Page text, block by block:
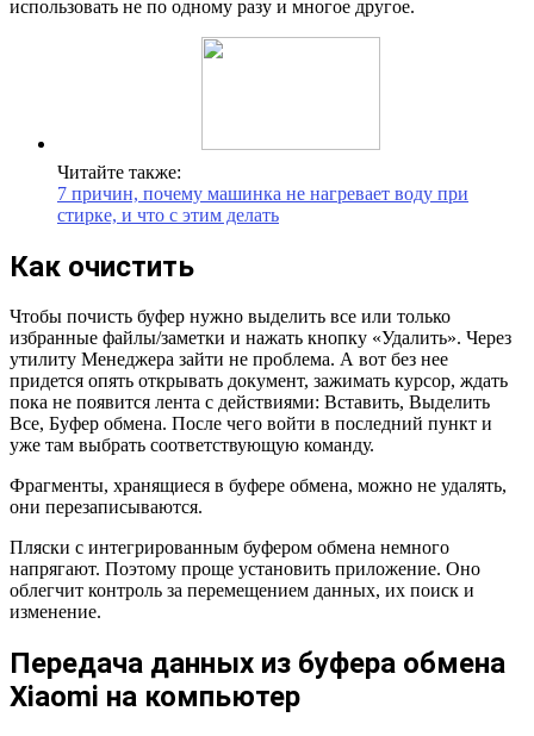
использовать не по одному разу и многое другое.
Читайте также:
7 причин, почему машинка не нагревает воду при
стирке, и что с этим делать
Как очистить
Чтобы почисть буфер нужно выделить все или только
избранные файлы/заметки и нажать кнопку «Удалить». Через
утилиту Менеджера зайти не проблема. А вот без нее
придется опять открывать документ, зажимать курсор, ждать
пока не появится лента с действиями: Вставить, Выделить
Все, Буфер обмена. После чего войти в последний пункт и
уже там выбрать соответствующую команду.
Фрагменты, хранящиеся в буфере обмена, можно не удалять,
они перезаписываются.
Пляски с интегрированным буфером обмена немного
напрягают. Поэтому проще установить приложение. Оно
облегчит контроль за перемещением данных, их поиск и
изменение.
Передача данных из буфера обмена
Xiaomi на компьютер